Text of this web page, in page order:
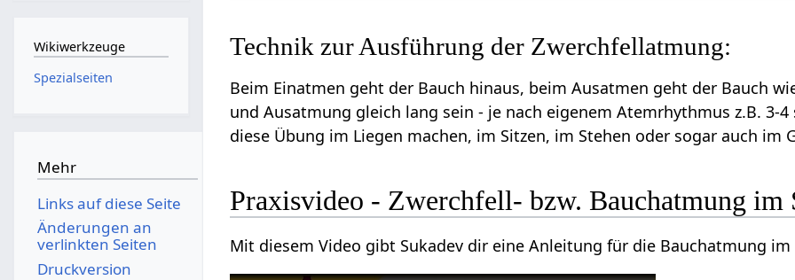
Technik zur Ausführung der Zwerchfellatmung:
Beim Einatmen geht der Bauch hinaus, beim Ausatmen geht der Bauch
und Ausatmung gleich lang sein - je nach eigenem Atemrhythmus z.B. 3-
diese Übung im Liegen machen, im Sitzen, im Stehen oder sogar auch im
Praxisvideo - Zwerchfell- bzw. Bauchatmung im
Mit diesem Video gibt Sukadev dir eine Anleitung für die Bauchatmung im
Wikiwerkzeuge
Spezialseiten
Mehr
Links auf diese Seite
Änderungen an
verlinkten Seiten
Druckversion